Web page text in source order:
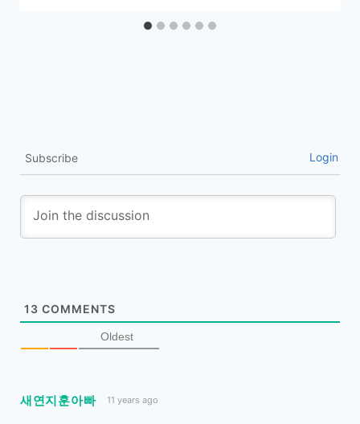
Subscribe Login
13 COMMENTS
Oldest
새연지훈아빠 11 years ago